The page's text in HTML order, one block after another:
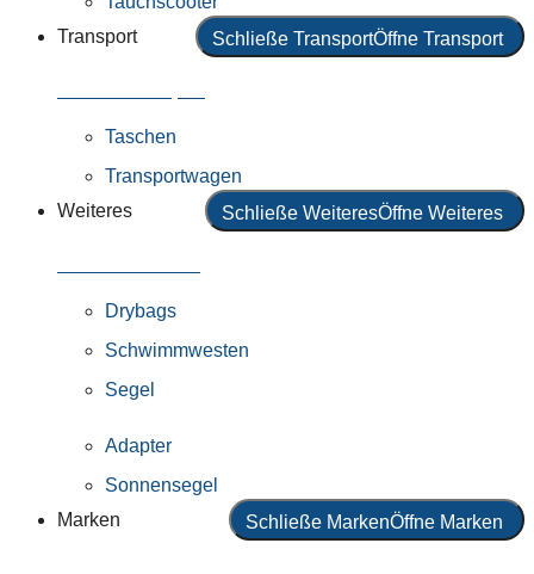
Transport
Schließe TransportÖffne Transport
Taschen
Transportwagen
Weiteres
Schließe WeiteresÖffne Weiteres
Drybags
Schwimmwesten
Segel
Adapter
Sonnensegel
Marken
Schließe MarkenÖffne Marken